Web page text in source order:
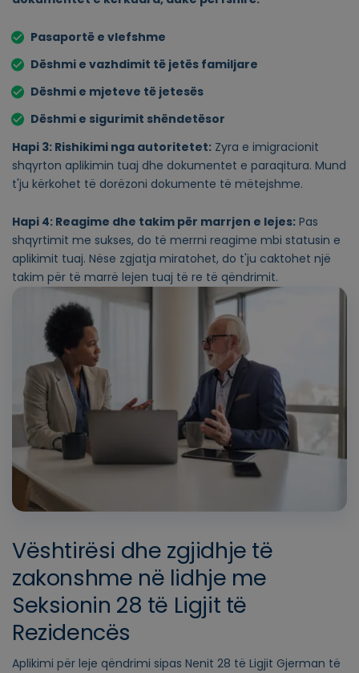
Pasaportë e vlefshme
Dëshmi e vazhdimit të jetës familjare
Dëshmi e mjeteve të jetesës
Dëshmi e sigurimit shëndetësor
Hapi 3: Rishikimi nga autoritetet: Zyra e imigracionit
shqyrton aplikimin tuaj dhe dokumentet e paraqitura. Mund
t'ju kërkohet të dorëzoni dokumente të mëtejshme.
Hapi 4: Reagime dhe takim për marrjen e lejes: Pas
shqyrtimit me sukses, do të merrni reagime mbi statusin e
aplikimit tuaj. Nëse zgjatja miratohet, do t'ju caktohet një
takim për të marrë lejen tuaj të re të qëndrimit.
Vështirësi dhe zgjidhje të
zakonshme në lidhje me
Seksionin 28 të Ligjit të
Rezidencës
Aplikimi për leje qëndrimi sipas Nenit 28 të Ligjit Gjerman të